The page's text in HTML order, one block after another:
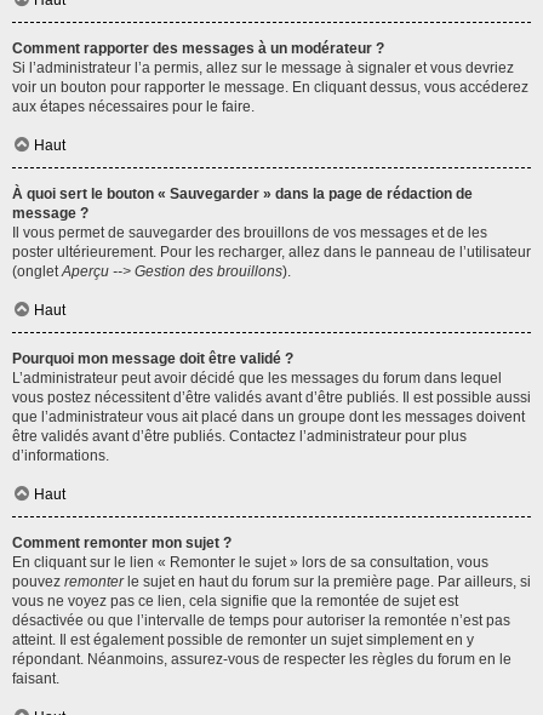
Comment rapporter des messages à un modérateur ?
Si l’administrateur l’a permis, allez sur le message à signaler et vous devriez
voir un bouton pour rapporter le message. En cliquant dessus, vous accéderez
aux étapes nécessaires pour le faire.
Haut
À quoi sert le bouton « Sauvegarder » dans la page de rédaction de
message ?
Il vous permet de sauvegarder des brouillons de vos messages et de les
poster ultérieurement. Pour les recharger, allez dans le panneau de l’utilisateur
(ongletAperçu --> Gestion des brouillons).
Haut
Pourquoi mon message doit être validé ?
L’administrateur peut avoir décidé que les messages du forum dans lequel
vous postez nécessitent d’être validés avant d’être publiés. Il est possible aussi
que l’administrateur vous ait placé dans un groupe dont les messages doivent
être validés avant d’être publiés. Contactez l’administrateur pour plus
d’informations.
Haut
Comment remonter mon sujet ?
En cliquant sur le lien « Remonter le sujet » lors de sa consultation, vous
pouvez remonterle sujet en haut du forum sur la première page. Par ailleurs, si
vous ne voyez pas ce lien, cela signifie que la remontée de sujet est
désactivée ou que l’intervalle de temps pour autoriser la remontée n’est pas
atteint. Il est également possible de remonter un sujet simplement en y
répondant. Néanmoins, assurez-vous de respecter les règles du forum en le
faisant.